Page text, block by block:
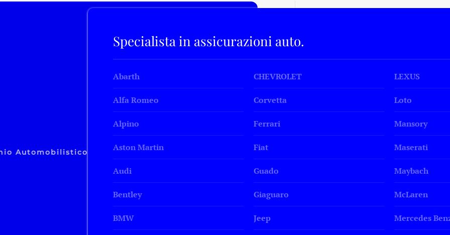
Automobilistico
Specialista in assicurazioni auto.
Abarth
Alfa Romeo
Alpino
Aston Martin
Audi
Bentley
BMW
CHEVROLET
Corvetta
Ferrari
Fiat
Guado
Giaguaro
Jeep
LEXUS
Loto
Mansory
Maserati
Maybach
McLaren
Mercedes